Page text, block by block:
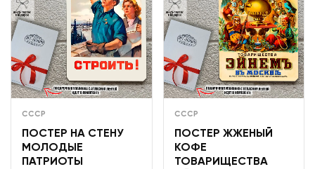
СССР
ПОСТЕР НА СТЕНУ
МОЛОДЫЕ
ПАТРИОТЫ
СССР
ПОСТЕР ЖЖЕНЫЙ
КОФЕ
ТОВАРИЩЕСТВА